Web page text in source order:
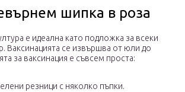
шипка в роза
е идеална като подложка за всеки
Ваксинацията се извършва от юли до
за ваксинация е съвсем проста:
резници с няколко пъпки.